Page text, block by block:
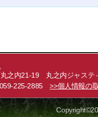
之内21-19 丸之内ジャステ
059-225-2885>>個人情報の